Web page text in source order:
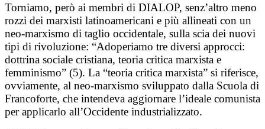
Torniamo, però ai membri di DIALOP, senz’altro meno
rozzi dei marxisti latinoamericani e più allineati con un
neo-marxismo di taglio occidentale, sulla scia dei nuovi
tipi di rivoluzione: “Adoperiamo tre diversi approcci:
dottrina sociale cristiana, teoria critica marxista e
femminismo” (5). La “teoria critica marxista” si riferisce,
ovviamente, al neo-marxismo sviluppato dalla Scuola di
Francoforte, che intendeva aggiornare l’ideale comunista
per applicarlo all’Occidente industrializzato.